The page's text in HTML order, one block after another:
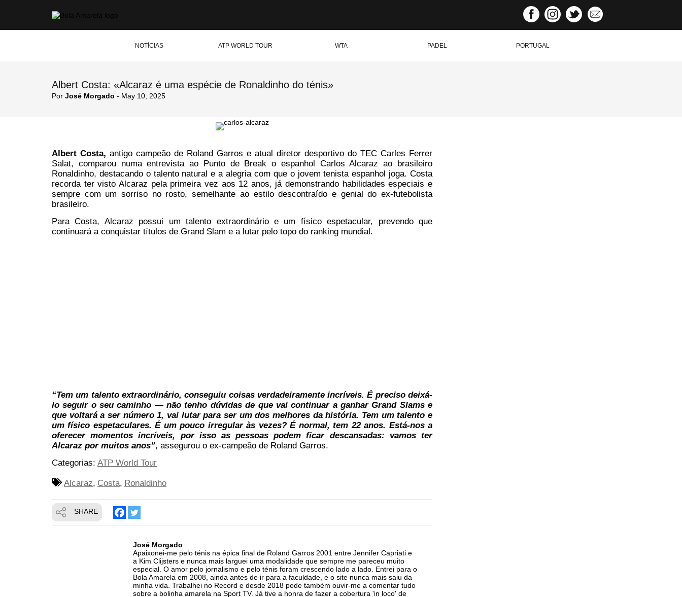
NOTÍCIAS ATP WORLD TOUR WTA PADEL PORTUGAL
Albert Costa: «Alcaraz é uma espécie de Ronaldinho do ténis»
Por José Morgado - May 10, 2025
Albert Costa, antigo campeão de Roland Garros e atual diretor desportivo do TEC Carles Ferrer
Salat, comparou numa entrevista ao Punto de Break o espanhol Carlos Alcaraz ao brasileiro
Ronaldinho, destacando o talento natural e a alegria com que o jovem tenista espanhol joga. Costa
recorda ter visto Alcaraz pela primeira vez aos 12 anos, já demonstrando habilidades especiais e
sempre com um sorriso no rosto, semelhante ao estilo descontraído e genial do ex-futebolista
brasileiro.
Para Costa, Alcaraz possui um talento extraordinário e um físico espetacular, prevendo que
continuará a conquistar títulos de Grand Slam e a lutar pelo topo do ranking mundial.
“Tem um talento extraordinário, conseguiu coisas verdadeiramente incríveis. É preciso deixá-
lo seguir o seu caminho — não tenho dúvidas de que vai continuar a ganhar Grand Slams e
que voltará a ser número 1, vai lutar para ser um dos melhores da história. Tem um talento e
um físico espetaculares. É um pouco irregular às vezes? É normal, tem 22 anos. Está-nos a
oferecer momentos incríveis, por isso as pessoas podem ficar descansadas: vamos ter
Alcaraz por muitos anos”, assegurou o ex-campeão de Roland Garros.
Categorias: ATP World Tour
Alcaraz Costa Ronaldinho
SHARE
José Morgado
Apaixonei-me pelo ténis na épica final de Roland Garros 2001 entre Jennifer Capriati e
a Kim Clijsters e nunca mais larguei uma modalidade que sempre me pareceu muito
especial. O amor pelo jornalismo e pelo ténis foram crescendo lado a lado. Entrei para o
Bola Amarela em 2008, ainda antes de ir para a faculdade, e o site nunca mais saiu da
minha vida. Trabalhei no Record e desde 2018 pode também ouvir-me a comentar tudo
sobre a bolinha amarela na Sport TV. Já tive a honra de fazer a cobertura 'in loco' de